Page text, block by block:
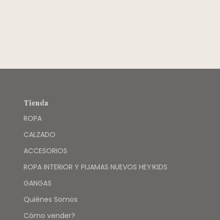
Tienda
ROPA
CALZADO
ACCESORIOS
ROPA INTERIOR Y PIJAMAS NUEVOS HEY!KIDS
GANGAS
Quiénes Somos
Cómo vender?